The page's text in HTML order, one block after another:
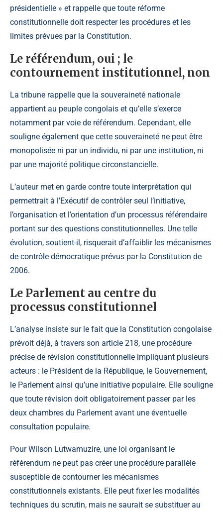
présidentielle » et rappelle que toute réforme
constitutionnelle doit respecter les procédures et les
limites prévues par la Constitution.
Le référendum, oui ; le
contournement institutionnel, non
La tribune rappelle que la souveraineté nationale
appartient au peuple congolais et qu’elle s’exerce
notamment par voie de référendum. Cependant, elle
souligne également que cette souveraineté ne peut être
monopolisée ni par un individu, ni par une institution, ni
par une majorité politique circonstancielle.
L’auteur met en garde contre toute interprétation qui
permettrait à l’Exécutif de contrôler seul l’initiative,
l’organisation et l’orientation d’un processus référendaire
portant sur des questions constitutionnelles. Une telle
évolution, soutient-il, risquerait d’affaiblir les mécanismes
de contrôle démocratique prévus par la Constitution de
2006.
Le Parlement au centre du
processus constitutionnel
L’analyse insiste sur le fait que la Constitution congolaise
prévoit déjà, à travers son article 218, une procédure
précise de révision constitutionnelle impliquant plusieurs
acteurs : le Président de la République, le Gouvernement,
le Parlement ainsi qu’une initiative populaire. Elle souligne
que toute révision doit obligatoirement passer par les
deux chambres du Parlement avant une éventuelle
consultation populaire.
Pour Wilson Lutwamuzire, une loi organisant le
référendum ne peut pas créer une procédure parallèle
susceptible de contourner les mécanismes
constitutionnels existants. Elle peut fixer les modalités
techniques du scrutin, mais ne saurait se substituer au